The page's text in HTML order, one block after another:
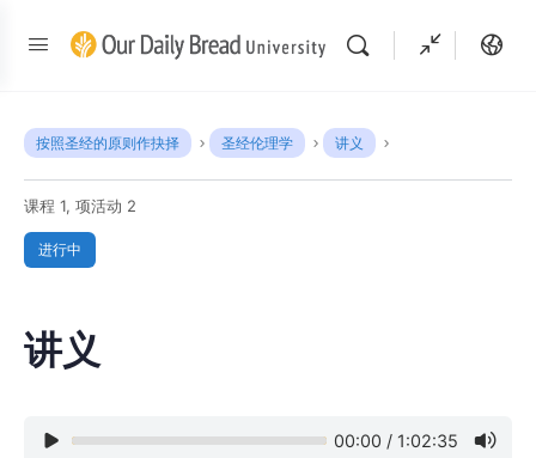
按照圣经的原则作抉择 圣经伦理学 讲义
课程 1, 项活动 2
进行中
讲义
00:00 / 1:02:35